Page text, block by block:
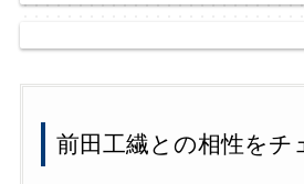
前田工繊との相性をチ